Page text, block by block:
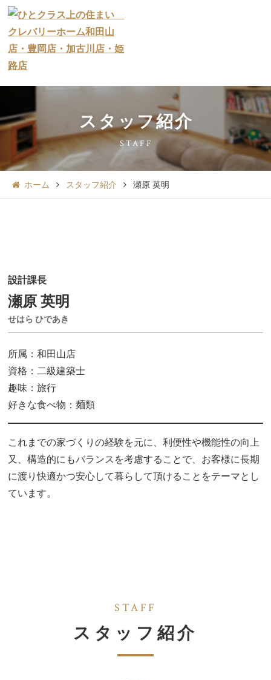
スタッフ紹介
STAFF
ホーム スタッフ紹介 瀬原 英明
設計課長
瀬原 英明
せはら ひであき
所属：和田山店
資格：二級建築士
趣味：旅行
好きな食べ物：麺類
これまでの家づくりの経験を元に、利便性や機能性の向上
又、構造的にもバランスを考慮することで、お客様に長期
に渡り快適かつ安心して暮らして頂けることをテーマとし
ています。
STAFF
スタッフ紹介